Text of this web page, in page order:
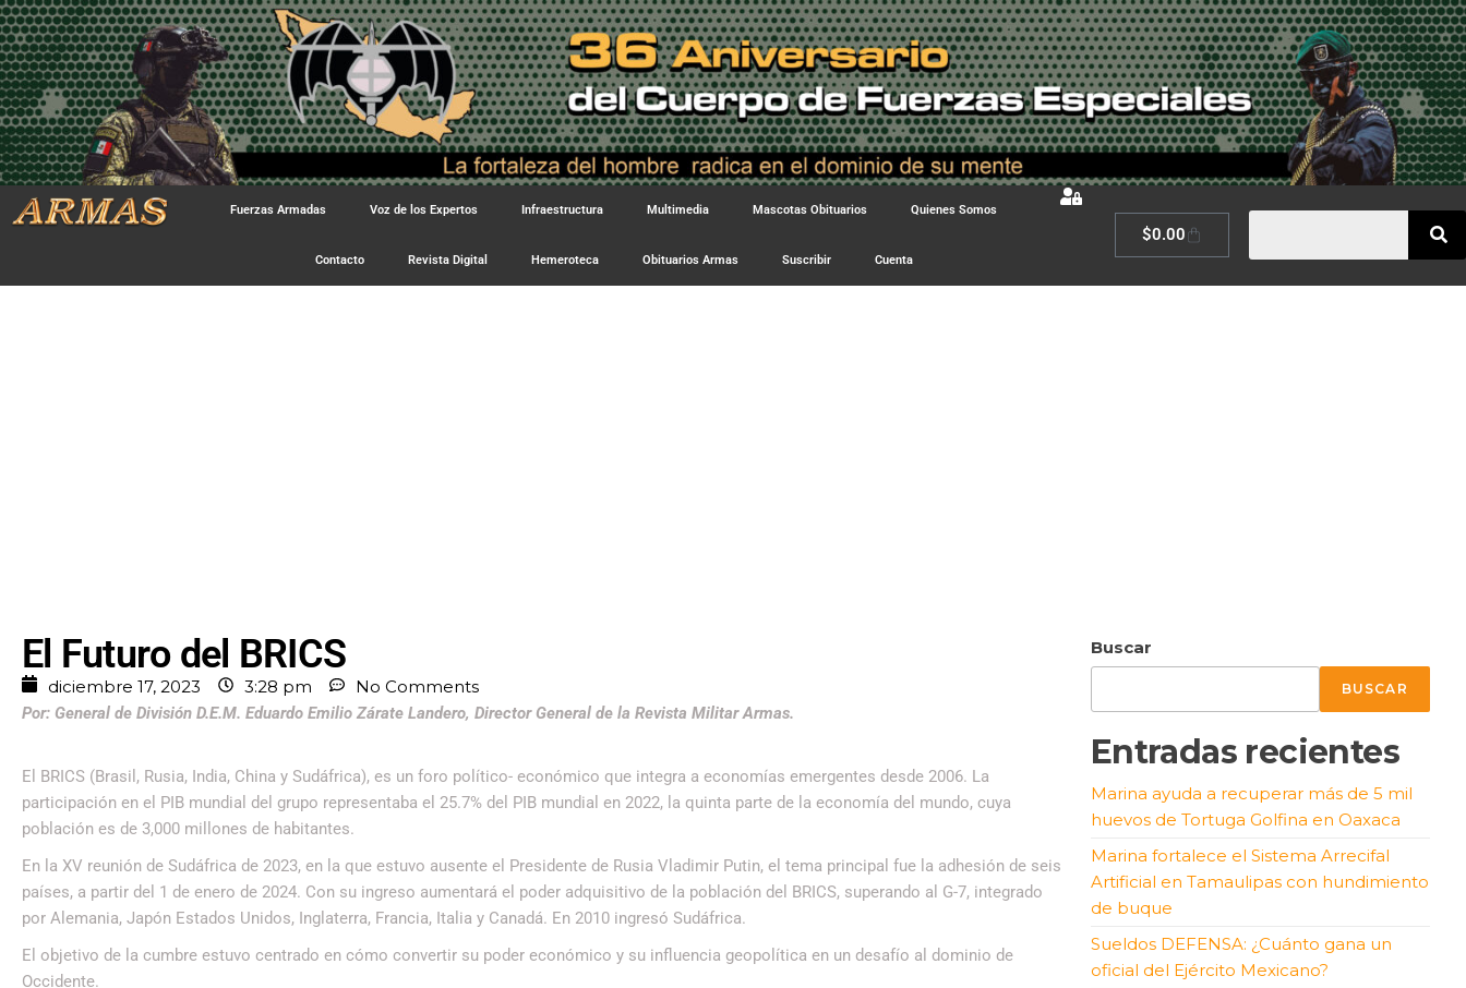
Fuerzas Armadas Voz de los Expertos Infraestructura Multimedia Mascotas Obituarios Quienes Somos
Contacto Revista Digital Hemeroteca Obituarios Armas Suscribir Cuenta
$0.00
El Futuro del BRICS
diciembre 17, 2023 3:28 pm No Comments
Por: General de División D.E.M. Eduardo Emilio Zárate Landero, Director General de la Revista Militar Armas.
El BRICS (Brasil, Rusia, India, China y Sudáfrica), es un foro político- económico que integra a economías emergentes desde 2006. La
participación en el PIB mundial del grupo representaba el 25.7% del PIB mundial en 2022, la quinta parte de la economía del mundo, cuya
población es de 3,000 millones de habitantes.
En la XV reunión de Sudáfrica de 2023, en la que estuvo ausente el Presidente de Rusia Vladimir Putin, el tema principal fue la adhesión de seis
países, a partir del 1 de enero de 2024. Con su ingreso aumentará el poder adquisitivo de la población del BRICS, superando al G-7, integrado
por Alemania, Japón Estados Unidos, Inglaterra, Francia, Italia y Canadá. En 2010 ingresó Sudáfrica.
El objetivo de la cumbre estuvo centrado en cómo convertir su poder económico y su influencia geopolítica en un desafío al dominio de
Occidente.
Buscar
BUSCAR
Entradas recientes
Marina ayuda a recuperar más de 5 mil
huevos de Tortuga Golfina en Oaxaca
Marina fortalece el Sistema Arrecifal
Artificial en Tamaulipas con hundimiento
de buque
Sueldos DEFENSA: ¿Cuánto gana un
oficial del Ejército Mexicano?